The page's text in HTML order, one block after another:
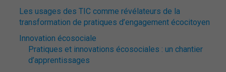
Les usages des TIC comme révélateurs de la
transformation de pratiques d’engagement écocitoyen
Innovation écosociale
Pratiques et innovations écosociales : un chantier
d’apprentissages